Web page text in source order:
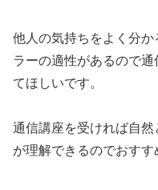
他人の気持ちをよく分
ラーの適性があるので
てほしいです。
通信講座を受ければ自
が理解できるのでおすす